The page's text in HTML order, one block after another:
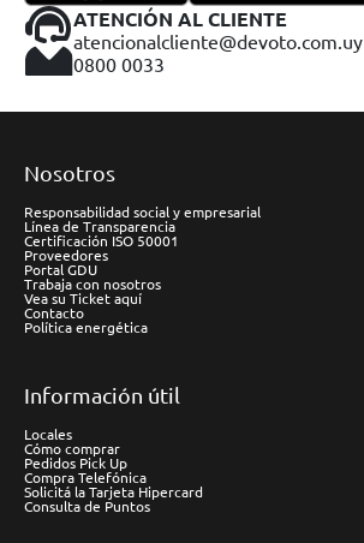
ATENCIÓN AL CLIENTE
atencionalcliente@devoto.com.uy
0800 0033
Nosotros
Responsabilidad social y empresarial
Línea de Transparencia
Certificación ISO 50001
Proveedores
Portal GDU
Trabaja con nosotros
Vea su Ticket aquí
Contacto
Política energética
Información útil
Locales
Cómo comprar
Pedidos Pick Up
Compra Telefónica
Solicitá la Tarjeta Hipercard
Consulta de Puntos